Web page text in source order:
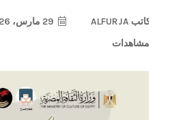
29 مارس، 2026